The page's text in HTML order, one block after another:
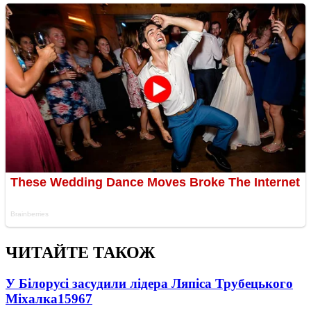
ЧИТАЙТЕ ТАКОЖ
У Білорусі засудили лідера Ляпіса Трубецького
Міхалка15967